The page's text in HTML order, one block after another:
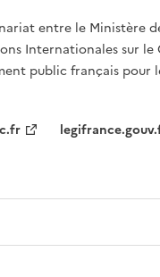
entre le Ministère
Internationales sur
public français